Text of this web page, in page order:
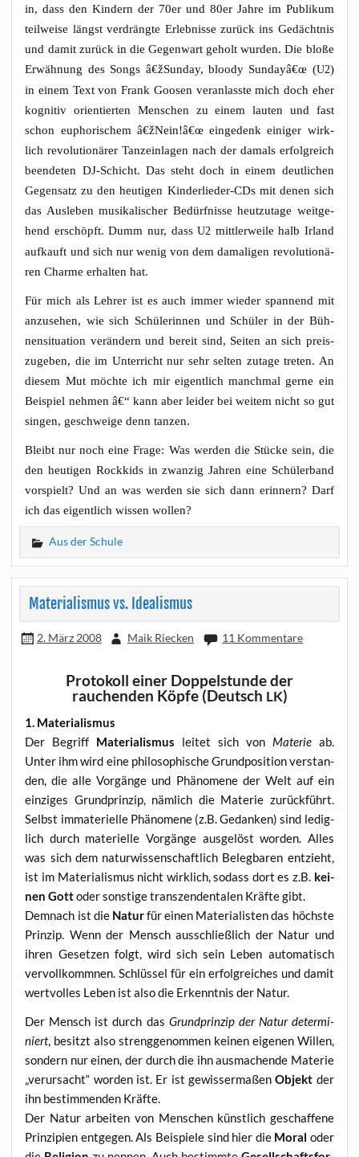
in, dass den Kin­dern der 70er und 80er Jah­re im Publi­kum
teil­wei­se längst ver­dräng­te Erleb­nis­se zurück ins Gedächt­nis
und damit zurück in die Gegen­wart geholt wur­den. Die blo­ße
Erwäh­nung des Songs â€žSunday, bloo­dy Sundayâ€œ (U2)
in einem Text von Frank Goo­sen ver­an­lass­te mich doch eher
kogni­tiv ori­en­tier­ten Men­schen zu einem lau­ten und fast
schon eupho­ri­schem â€žNein!â€œ ein­ge­denk eini­ger wirk­
lich revo­lu­tio­nä­rer Tanz­ein­la­gen nach der damals erfolg­reich
been­de­ten DJ-Schicht. Das steht doch in einem deut­li­chen
Gegen­satz zu den heu­ti­gen Kin­der­lie­der-CDs mit denen sich
das Aus­le­ben musi­ka­li­scher Bedürf­nis­se heut­zu­ta­ge weit­ge­
hend erschöpft. Dumm nur, dassU2 mitt­ler­wei­le halb Irland
auf­kauft und sich nur wenig von dem dama­li­gen revo­lu­tio­nä­
ren Charme erhal­ten hat.
Für mich als Leh­rer ist es auch immer wie­der span­nend mit
anzu­se­hen, wie sich Schü­le­rin­nen und Schü­ler in der Büh­
nen­si­tua­ti­on ver­än­dern und bereit sind, Sei­ten an sich preis­
zu­ge­ben, die im Unter­richt nur sehr sel­ten zuta­ge tre­ten. An
die­sem Mut möch­te ich mir eigent­lich manch­mal ger­ne ein
Bei­spiel neh­men â€“ kann aber lei­der bei wei­tem nicht so gut
sin­gen, geschwei­ge denn tanzen.
Bleibt nur noch eine Fra­ge: Was wer­den die Stü­cke sein, die
den heu­ti­gen Rock­kids in zwan­zig Jah­ren eine Schü­ler­band
vor­spielt? Und an was wer­den sie sich dann erin­nern? Darf
ich das eigent­lich wis­sen wollen?
Aus der Schule
Materialismus vs. Idealismus
2. März 2008 Maik Riecken 11 Kommentare
Protokoll einer Doppelstunde der
rauchenden Köpfe (Deutsch LK)
1. Mate­ria­lis­mus
Der Begriff Mate­ria­lis­mus lei­tet sich von Mate­rieab.
Unter ihm wird eine phi­lo­so­phi­sche Grund­po­si­ti­on ver­stan­
den, die alle Vor­gän­ge und Phä­no­me­ne der Welt auf ein
ein­zi­ges Grund­prin­zip, näm­lich die Mate­rie zurück­führt.
Selbst imma­te­ri­el­le Phä­no­me­ne (z.B. Gedan­ken) sind ledig­
lich durch mate­ri­el­le Vor­gän­ge aus­ge­löst wor­den. Alles
was sich dem natur­wis­sen­schaft­lich Beleg­ba­ren ent­zieht,
ist im Mate­ria­lis­mus nicht wirk­lich, sodass dort es z.B. kei­
nen Gottoder sons­ti­ge tran­szen­den­ta­len Kräf­te gibt.
Dem­nach ist die Naturfür einen Mate­ria­lis­ten das höchs­te
Prin­zip. Wenn der Mensch aus­schließ­lich der Natur und
ihren Geset­zen folgt, wird sich sein Leben auto­ma­tisch
ver­voll­komm­nen. Schlüs­sel für ein erfolg­rei­ches und damit
wert­vol­les Leben ist also die Erkennt­nis der Natur.
Der Mensch ist durch das Grund­prin­zip der Natur deter­mi­
niert, besitzt also streng­ge­nom­men kei­nen eige­nen Wil­len,
son­dern nur einen, der durch die ihn aus­ma­chen­de Mate­rie
„ver­ur­sacht“ wor­den ist. Er ist gewis­ser­ma­ßenObjekt der
ihn bestim­men­den Kräfte.
Der Natur arbei­ten von Men­schen künst­lich geschaf­fe­ne
Prin­zi­pi­en ent­ge­gen. Als Bei­spie­le sind hier die Moral oder